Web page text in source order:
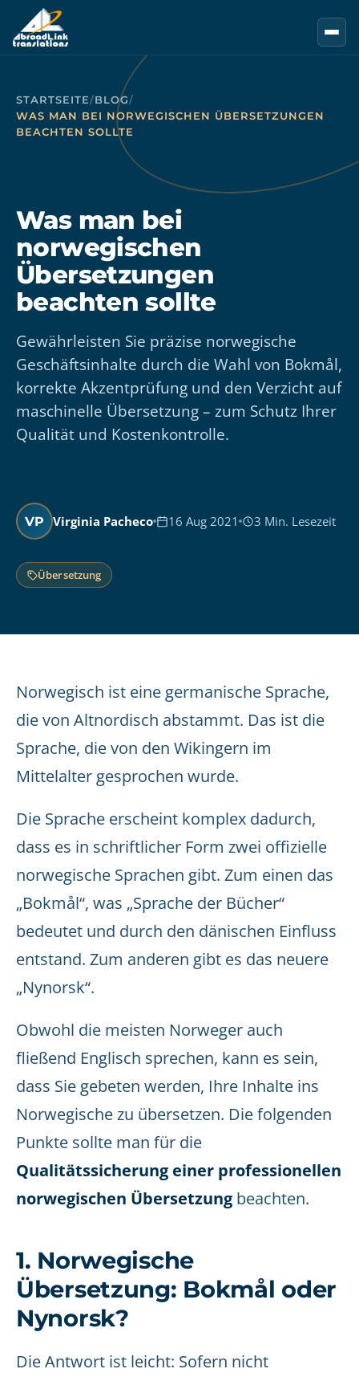
Zum Hauptinhalt springen
STARTSEITE/BLOG/
WAS MAN BEI NORWEGISCHEN ÜBERSETZUNGEN
BEACHTEN SOLLTE
Was man bei
norwegischen
Übersetzungen
beachten sollte
Gewährleisten Sie präzise norwegische
Geschäftsinhalte durch die Wahl von Bokmål,
korrekte Akzentprüfung und den Verzicht auf
maschinelle Übersetzung – zum Schutz Ihrer
Qualität und Kostenkontrolle.
VP Virginia Pacheco 16 Aug 2021 3 Min. Lesezeit
Übersetzung
Norwegisch ist eine germanische Sprache,
die von Altnordisch abstammt. Das ist die
Sprache, die von den Wikingern im
Mittelalter gesprochen wurde.
Die Sprache erscheint komplex dadurch,
dass es in schriftlicher Form zwei offizielle
norwegische Sprachen gibt. Zum einen das
„Bokmål“, was „Sprache der Bücher“
bedeutet und durch den dänischen Einfluss
entstand. Zum anderen gibt es das neuere
„Nynorsk“.
Obwohl die meisten Norweger auch
fließend Englisch sprechen, kann es sein,
dass Sie gebeten werden, Ihre Inhalte ins
Norwegische zu übersetzen. Die folgenden
Punkte sollte man für die
Qualitätssicherung einer professionellen
norwegischen Übersetzung beachten.
1. Norwegische
Übersetzung: Bokmål oder
Nynorsk?
Die Antwort ist leicht: Sofern nicht